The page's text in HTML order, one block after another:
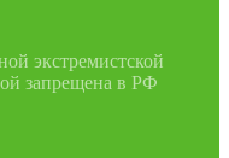
экстремистской
запрещена в РФ